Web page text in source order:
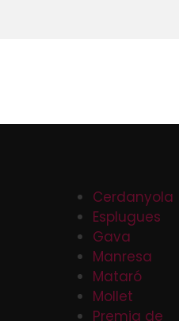
Cerdanyola
Esplugues
Gava
Manresa
Mataró
Mollet
Premia de